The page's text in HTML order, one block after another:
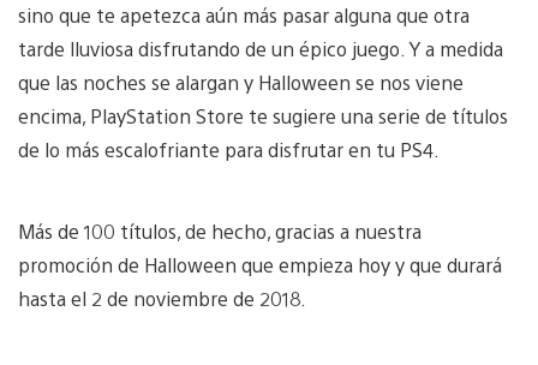
sino que te apetezca aún más pasar alguna que otra
tarde lluviosa disfrutando de un épico juego. Y a medida
que las noches se alargan y Halloween se nos viene
encima, PlayStation Store te sugiere una serie de títulos
de lo más escalofriante para disfrutar en tu PS4.
Más de 100 títulos, de hecho, gracias a nuestra
promoción de Halloween que empieza hoy y que durará
hasta el 2 de noviembre de 2018.